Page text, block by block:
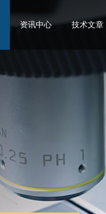
资讯中心 技术文章